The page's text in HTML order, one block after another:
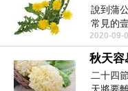
說到蒲
常見的
用。素有
2020-09-
二十四